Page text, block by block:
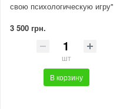
свою психологическую игру"
3 500 грн.
шт
В корзину